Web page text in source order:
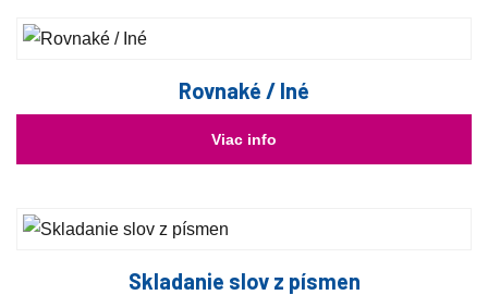
Rovnaké / Iné
Viac info
Skladanie slov z písmen